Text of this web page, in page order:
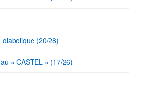
(20/28)
« CASTEL » (17/26)